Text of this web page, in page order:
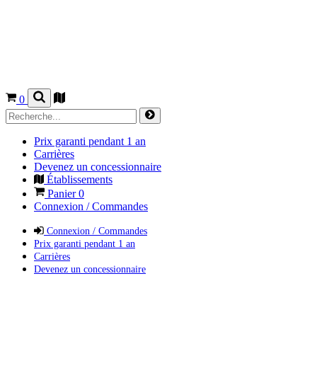
0
Prix garanti pendant 1 an
Carrières
Devenez un concessionnaire
Établissements
Panier0
Connexion / Commandes
Connexion / Commandes
Prix garanti pendant 1 an
Carrières
Devenez un concessionnaire